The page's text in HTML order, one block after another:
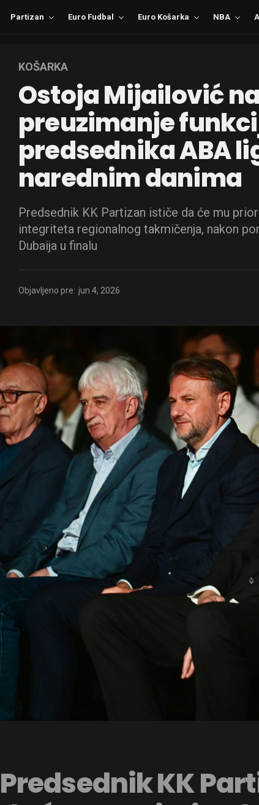
Partizan Euro Fudbal Euro Košarka NBA
KOŠARKA
Ostoja Mijailović
preuzimanje
predsednika ABA
narednim danima
Predsednik KK Partizan ističe da će mu
integriteta regionalnog takmičenja, nakon
Dubaija u finalu
Objavljeno pre: jun 4, 2026
Predsednik KK